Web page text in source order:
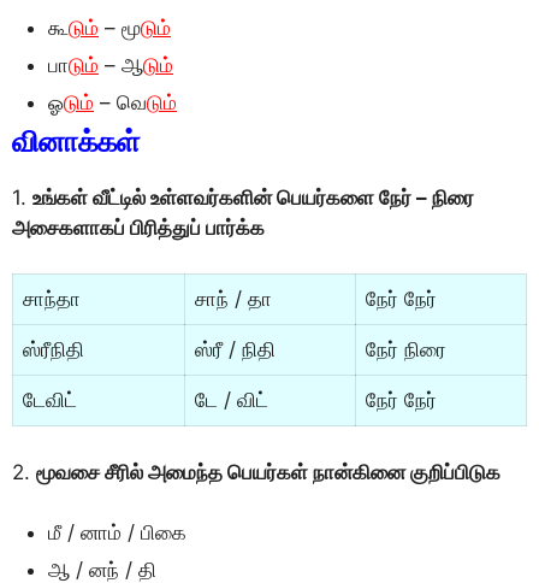
கூ டும் – மூடும்
பாடும் – ஆடும்
ஓடும் – வெடும்
வினாக்கள்
1. உங்கள் வீட்டில் உள்ளவர்களின் பெயர்களை நேர் – நிரை
அசைகளாகப் பிரித்துப் பார்க்க
சாந்தா சாந் / தா நேர் நேர்
ஸ்ரீநிதி ஸ்ரீ / நிதி நேர் நிரை
டேவிட் டே / விட் நேர் நேர்
2. மூவசை சீரில் அமைந்த பெயர்கள் நான்கினை குறிப்பிடுக
மீ / னாம் / பிகை
ஆ / னந் / தி